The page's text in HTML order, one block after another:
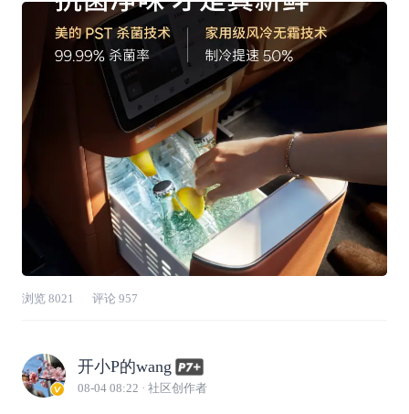
啥都行🚩P7-8，双开门冰箱，随手可拿
浏览 8021 评论 957
开小P的wang
08-04 08:22 · 社区创作者